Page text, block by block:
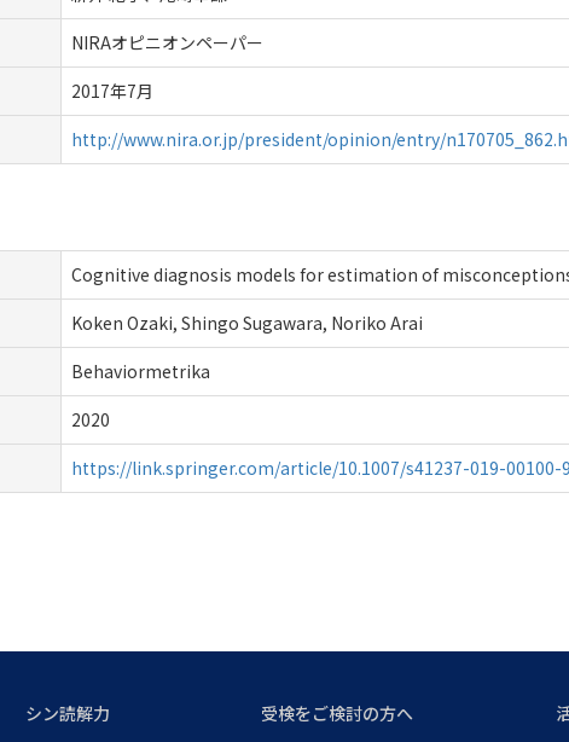
NIRAオピニオンペーパー
2017年7月
http://www.nira.or.jp/president/opinion/entry/
Cognitive diagnosis models for estimation of
Koken Ozaki, Shingo Sugawara, Noriko Arai
Behaviormetrika
2020
https://link.springer.com/article/10.1007/s41237-019-00100-9
シン読解力 受検をご検討の方へ